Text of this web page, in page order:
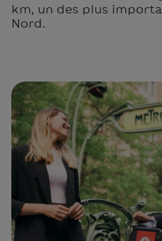
km, un des plus
Nord.